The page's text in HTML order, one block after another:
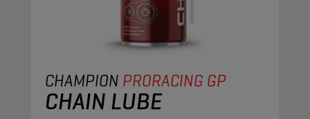
CHAMPION PRORACING GP
CHAIN LUBE